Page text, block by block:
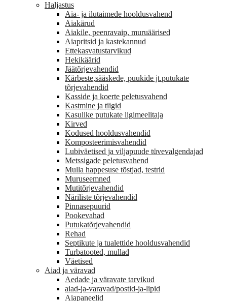
Haljastus
Aia- ja ilutaimede hooldusvahend
Aiakärud
Aiakile, peenravaip, muruäärised
Aiapritsid ja kastekannud
Ettekasvatustarvikud
Hekikäärid
Jäätõrjevahendid
Kärbeste,sääskede, puukide jt.putukate
tõrjevahendid
Kasside ja koerte peletusvahend
Kastmine ja tiigid
Kasulike putukate ligimeelitaja
Kirved
Kodused hooldusvahendid
Komposteerimisvahendid
Lubiväetised ja viljapuude tüvevalgendajad
Metssigade peletusvahend
Mulla happesuse tõstjad, testrid
Muruseemned
Mutitõrjevahendid
Näriliste tõrjevahendid
Pinnasepuurid
Pookevahad
Putukatõrjevahendid
Rehad
Septikute ja tualettide hooldusvahendid
Turbatooted, mullad
Väetised
Aiad ja väravad
Aedade ja väravate tarvikud
aiad-ja-varavad/postid-ja-lipid
Aiapaneelid